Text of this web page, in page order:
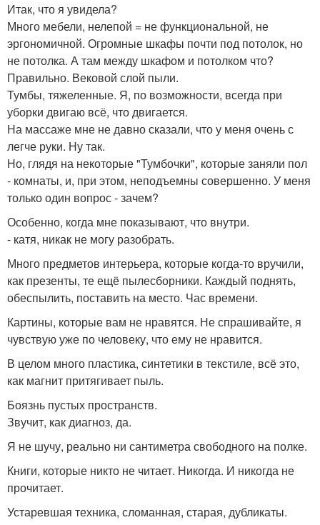
Итак, что я увидела?
Много мебели, нелепой = не функциональной, не
эргономичной. Огромные шкафы почти под потолок, но
не потолка. А там между шкафом и потолком что?
Правильно. Вековой слой пыли.
Тумбы, тяжеленные. Я, по возможности, всегда при
уборки двигаю всё, что двигается.
На массаже мне не давно сказали, что у меня очень с
легче руки. Ну так.
Но, глядя на некоторые "Тумбочки", которые заняли пол
- комнаты, и, при этом, неподъемны совершенно. У меня
только один вопрос - зачем?
Особенно, когда мне показывают, что внутри.
- катя, никак не могу разобрать.
Много предметов интерьера, которые когда-то вручили,
как презенты, те ещё пылесборники. Каждый поднять,
обеспылить, поставить на место. Час времени.
Картины, которые вам не нравятся. Не спрашивайте, я
чувствую уже по человеку, что ему не нравится.
В целом много пластика, синтетики в текстиле, всё это,
как магнит притягивает пыль.
Боязнь пустых пространств.
Звучит, как диагноз, да.
Я не шучу, реально ни сантиметра свободного на полке.
Книги, которые никто не читает. Никогда. И никогда не
прочитает.
Устаревшая техника, сломанная, старая, дубликаты.